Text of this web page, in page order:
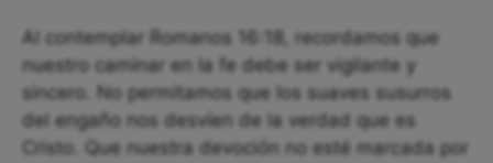
Al contemplar Romanos 16:18, recordamos que
nuestro caminar en la fe debe ser vigilante y
sincero. No permitamos que los suaves susurros
del engaño nos desvíen de la verdad que es
Cristo. Que nuestra devoción no esté marcada por